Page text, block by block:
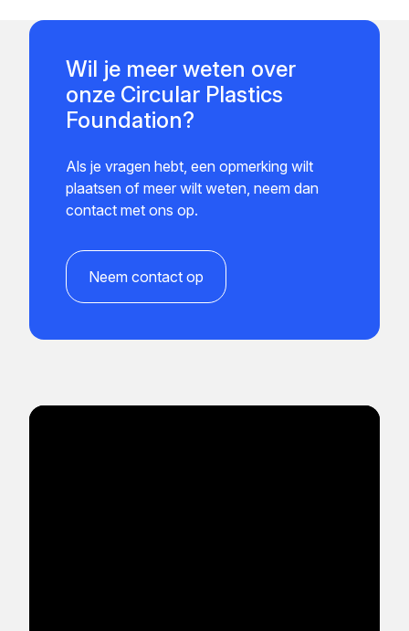
Wil je meer weten over
onze Circular Plastics
Foundation?
Als je vragen hebt, een opmerking wilt
plaatsen of meer wilt weten, neem dan
contact met ons op.
Neem contact op